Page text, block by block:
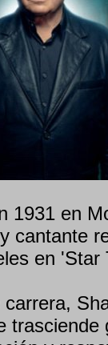
1931 en
cantante
en 'Star
trasciende